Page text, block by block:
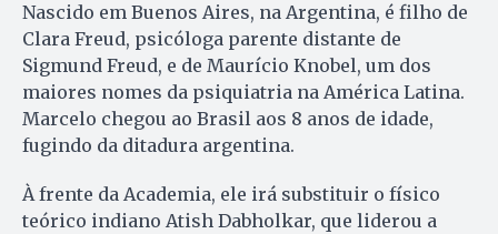
Nascido em Buenos Aires, na Argentina, é filho de
Clara Freud, psicóloga parente distante de
Sigmund Freud, e de Maurício Knobel, um dos
maiores nomes da psiquiatria na América Latina.
Marcelo chegou ao Brasil aos 8 anos de idade,
fugindo da ditadura argentina.
À frente da Academia, ele irá substituir o físico
teórico indiano Atish Dabholkar, que liderou a